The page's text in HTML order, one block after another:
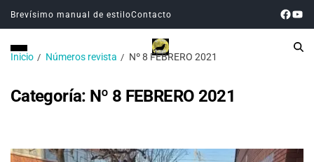
Brevísimo manual de estiloContacto
Inicio Números revista Nº 8 FEBRERO 2021
Categoría: Nº 8 FEBRERO 2021